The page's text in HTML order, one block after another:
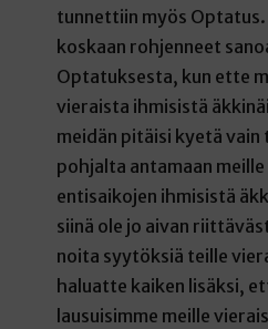
tunnettiin myös
koskaan rohjenneet
Optatuksesta, kun ette
vieraista ihmisistä
meidän pitäisi kyetä vain
pohjalta antamaan
entisaikojen ihmisistä
siinä ole jo aivan
noita syytöksiä teille
haluatte kaiken lisäksi,
lausuisimme meille